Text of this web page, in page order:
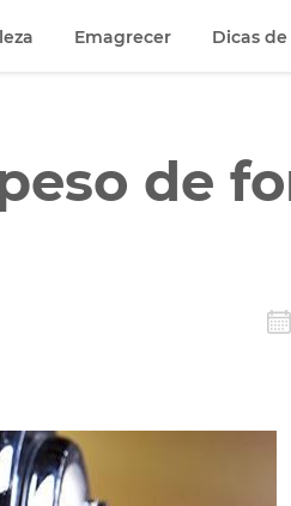
de
Emagrecer Dicas